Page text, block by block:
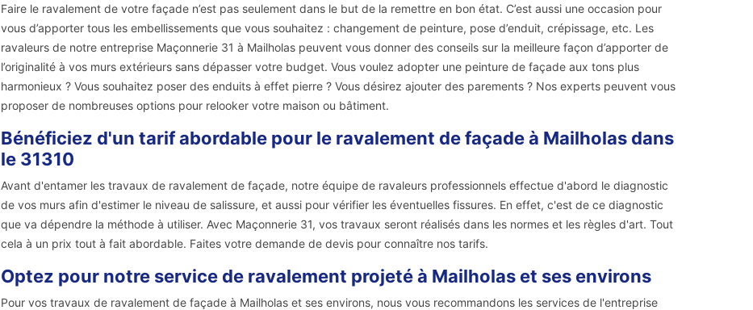
Faire le ravalement de votre façade n’est pas seulement dans le but de la remettre en bon état. C’est aussi une occasion pour
vous d’apporter tous les embellissements que vous souhaitez : changement de peinture, pose d’enduit, crépissage, etc. Les
ravaleurs de notre entreprise Maçonnerie 31 à Mailholas peuvent vous donner des conseils sur la meilleure façon d’apporter de
l’originalité à vos murs extérieurs sans dépasser votre budget. Vous voulez adopter une peinture de façade aux tons plus
harmonieux ? Vous souhaitez poser des enduits à effet pierre ? Vous désirez ajouter des parements ? Nos experts peuvent vous
proposer de nombreuses options pour relooker votre maison ou bâtiment.
Bénéficiez d'un tarif abordable pour le ravalement de façade à Mailholas dans
le 31310
Avant d'entamer les travaux de ravalement de façade, notre équipe de ravaleurs professionnels effectue d'abord le diagnostic
de vos murs afin d'estimer le niveau de salissure, et aussi pour vérifier les éventuelles fissures. En effet, c'est de ce diagnostic
que va dépendre la méthode à utiliser. Avec Maçonnerie 31, vos travaux seront réalisés dans les normes et les règles d'art. Tout
cela à un prix tout à fait abordable. Faites votre demande de devis pour connaître nos tarifs.
Optez pour notre service de ravalement projeté à Mailholas et ses environs
Pour vos travaux de ravalement de façade à Mailholas et ses environs, nous vous recommandons les services de l'entreprise